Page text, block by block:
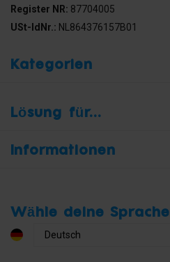
Register NR: 87704005
USt-IdNr.: NL864376157B01
Kategorien
Lösung für...
Informationen
Wähle deine Sprache